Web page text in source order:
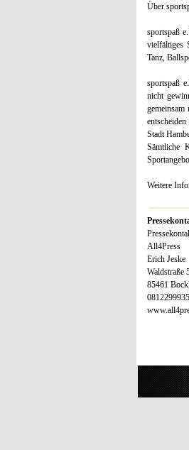
Über
sportspaß
vielfältiges
Tanz,
sportspaß
nicht
Stadt
Sämtliche
Weitere
All4Press
Erich Jeske
Waldstraße
85461